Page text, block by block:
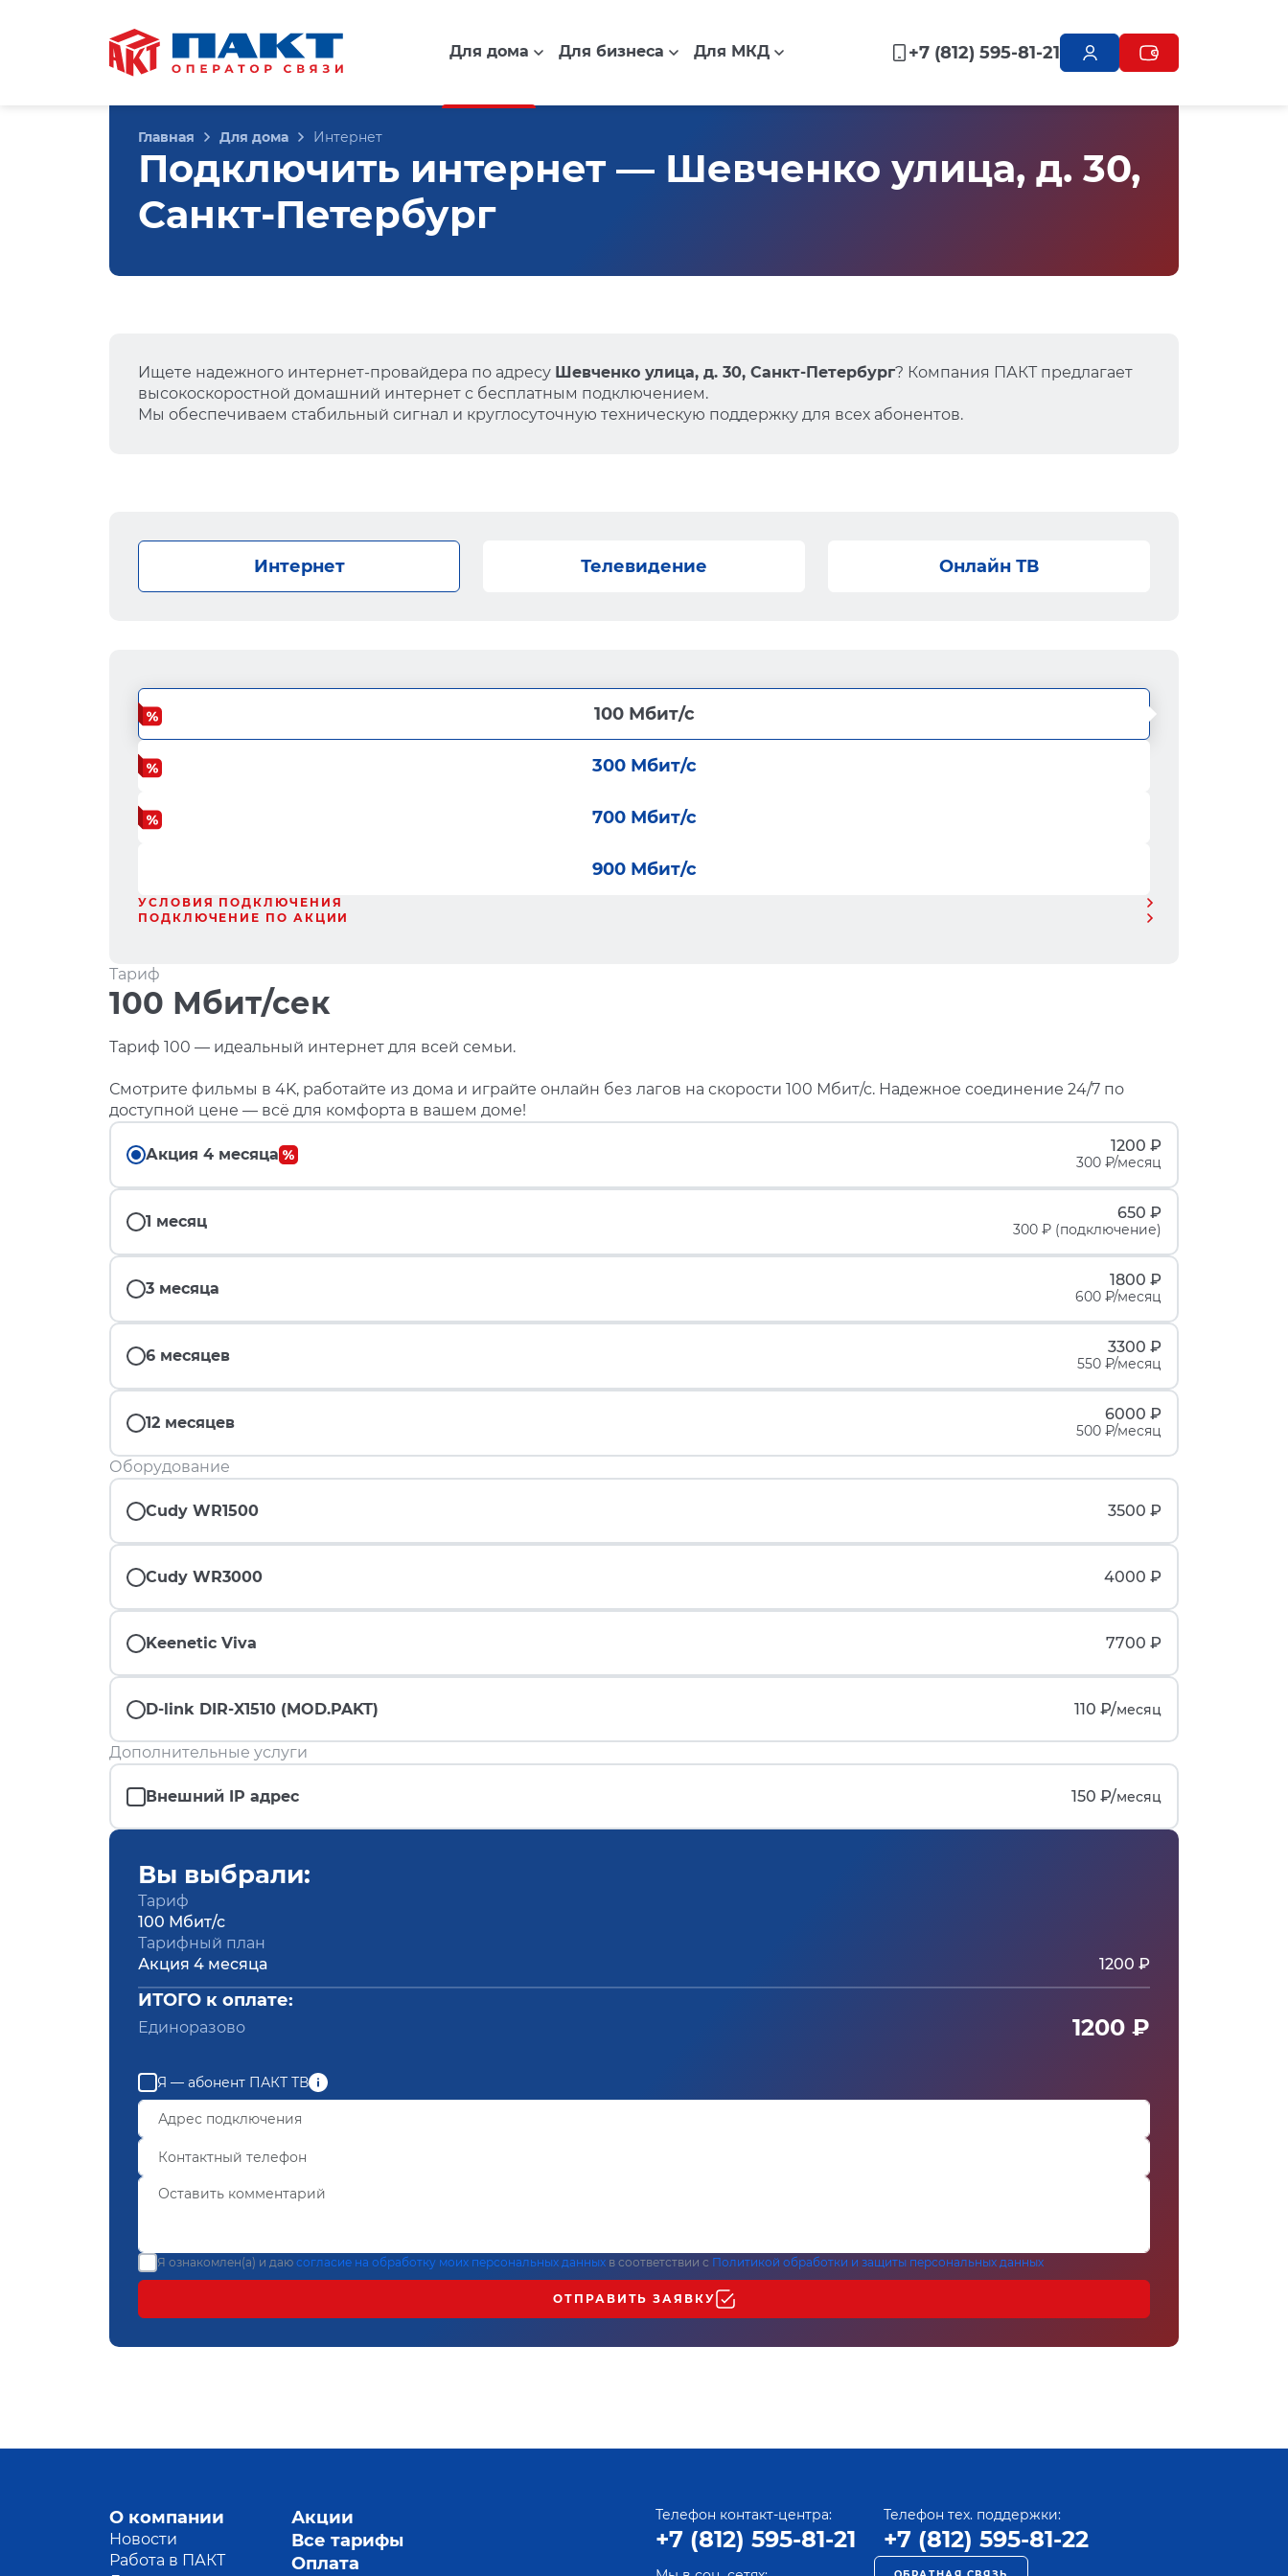
Для дома Для бизнеса Для МКД +7 (812) 595-81-21
Главная Для дома Интернет
Подключить интернет — Шевченко улица, д. 30,
Санкт-Петербург
Ищете надежного интернет-провайдера по адресу Шевченко улица, д. 30, Санкт-Петербург? Компания ПАКТ предлагает
высокоскоростной домашний интернет с бесплатным подключением.
Мы обеспечиваем стабильный сигнал и круглосуточную техническую поддержку для всех абонентов.
Интернет Телевидение Онлайн ТВ
100 Мбит/с
300 Мбит/с
700 Мбит/с
900 Мбит/с
УСЛОВИЯ ПОДКЛЮЧЕНИЯ
ПОДКЛЮЧЕНИЕ ПО АКЦИИ
Тариф
100 Мбит/сек
Тариф 100 — идеальный интернет для всей семьи.
Смотрите фильмы в 4K, работайте из дома и играйте онлайн без лагов на скорости 100 Мбит/с. Надежное соединение 24/7 по
доступной цене — всё для комфорта в вашем доме!
Акция 4 месяца 1200 ₽
300 ₽/месяц
1 месяц 650 ₽
300 ₽ (подключение)
3 месяца 1800 ₽
600 ₽/месяц
6 месяцев 3300 ₽
550 ₽/месяц
12 месяцев 6000 ₽
500 ₽/месяц
Оборудование
Cudy WR1500 3500 ₽
Cudy WR3000 4000 ₽
Keenetic Viva 7700 ₽
D-link DIR-X1510 (MOD.PAKT) 110 ₽/месяц
Дополнительные услуги
Внешний IP адрес 150 ₽/месяц
Вы выбрали:
Тариф
100 Мбит/с
Тарифный план
Акция 4 месяца
1200 ₽
ИТОГО к оплате:
Единоразово 1200 ₽
Я — абонент ПАКТ ТВ
Я ознакомлен(а) и даю согласие на обработку моих персональных данных в соответствии с Политикой обработки и защиты персональных данных
ОТПРАВИТЬ ЗАЯВКУ
О компании
Новости
Работа в ПАКТ
Акции
Все тарифы
Оплата
Телефон контакт-центра:
+7 (812) 595-81-21
Телефон тех. поддержки:
+7 (812) 595-81-22